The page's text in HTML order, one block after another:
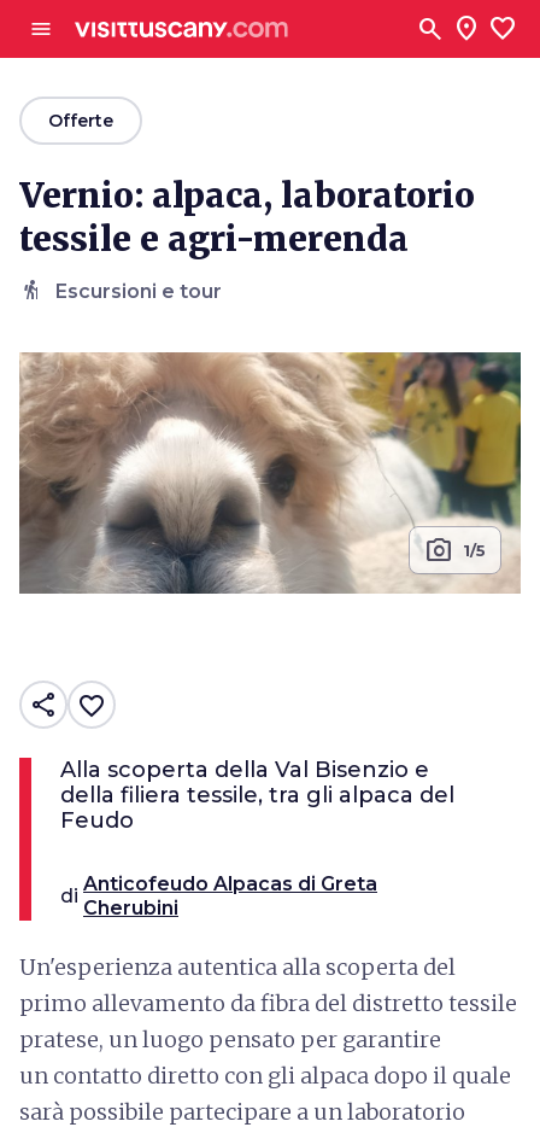
menu search location_on favorite
arrow_backOfferte
Vernio: alpaca, laboratorio
tessile e agri-merenda
hiking Escursioni e tour
photo_camera 1/5
share favorite_border
Alla scoperta della Val Bisenzio e
della filiera tessile, tra gli alpaca del
Feudo
di
Anticofeudo Alpacas di Greta
Cherubini
Un'esperienza autentica alla scoperta del
primo allevamento da fibra del distretto tessile
pratese, un luogo pensato per garantire
un contatto diretto con gli alpaca dopo il quale
sarà possibile partecipare a un laboratorio